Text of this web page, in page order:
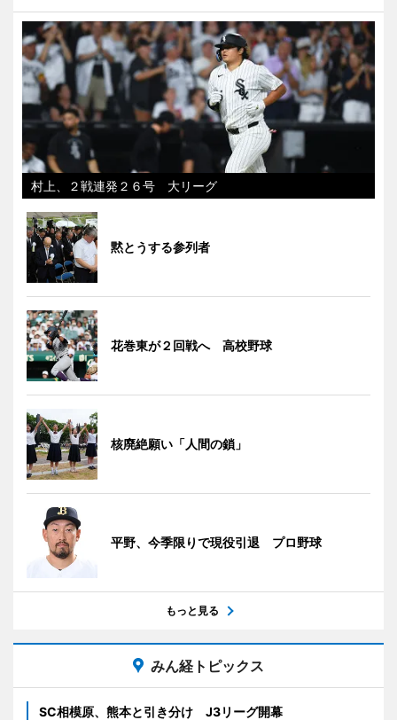
村上、２戦連発２６号 大リーグ
黙とうする参列者
花巻東が２回戦へ 高校野球
核廃絶願い「人間の鎖」
平野、今季限りで現役引退 プロ野球
もっと見る
みん経トピックス
SC相模原、熊本と引き分け J3リーグ開幕